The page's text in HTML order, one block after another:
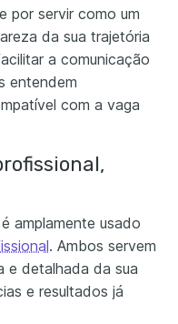
por servir como um
da sua trajetória
a comunicação
entendem
com a vaga
amplamente usado
. Ambos servem
e detalhada da sua
e resultados já